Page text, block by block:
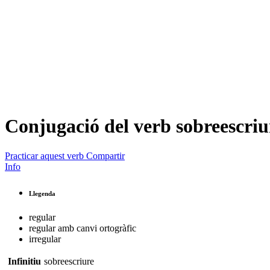
Conjugació del verb
Practicar aquest verb Compartir
Info
Llegenda
regular
regular amb canvi ortogràfic
irregular
Infinitiu sobreescriure